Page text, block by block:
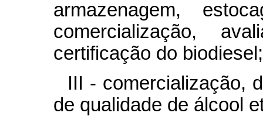
armazenagem,
comercialização,
certificação do biodiesel;
III - comercialização,
de qualidade de álcool